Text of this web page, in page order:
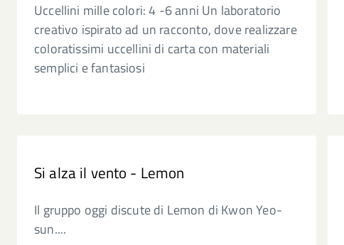
Uccellini mille colori: 4 -6 anni Un laboratorio
creativo ispirato ad un racconto, dove realizzare
coloratissimi uccellini di carta con materiali
semplici e fantasiosi
Si alza il vento - Lemon
Il gruppo oggi discute di Lemon di Kwon Yeo-
sun....